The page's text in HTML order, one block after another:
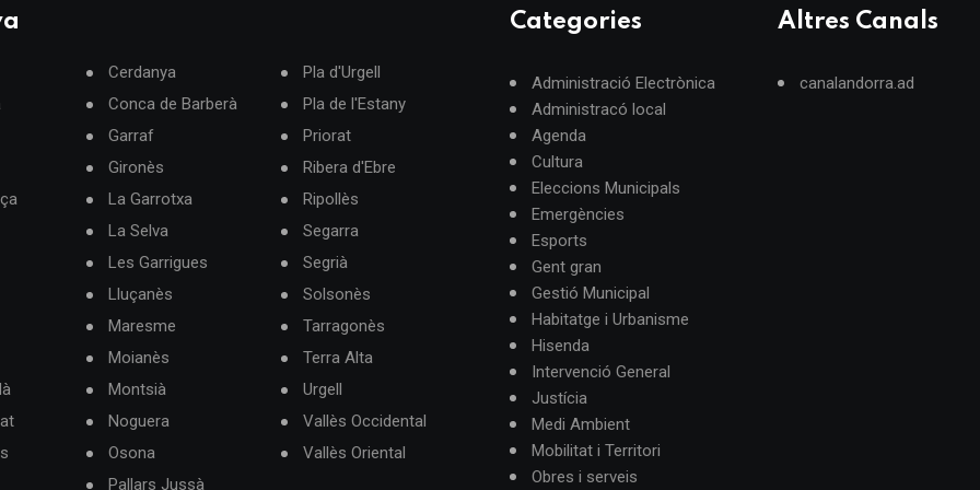
Cerdanya
Conca de Barberà
Garraf
Gironès
La Garrotxa
La Selva
Les Garrigues
Lluçanès
Maresme
Moianès
Montsià
Noguera
Osona
Pallars Jussà
Pla d'Urgell
Pla de l'Estany
Priorat
Ribera d'Ebre
Ripollès
Segarra
Segrià
Solsonès
Tarragonès
Terra Alta
Urgell
Vallès Occidental
Vallès Oriental
Categories
Administració Electrònica
Administracó local
Agenda
Cultura
Eleccions Municipals
Emergències
Esports
Gent gran
Gestió Municipal
Habitatge i Urbanisme
Hisenda
Intervenció General
Justícia
Medi Ambient
Mobilitat i Territori
Obres i serveis
Altres Canals
canalandorra.ad